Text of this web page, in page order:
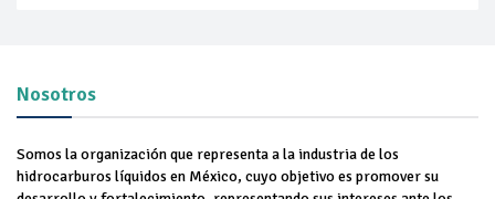
Nosotros
Somos la organización que representa a la industria de los
hidrocarburos líquidos en México, cuyo objetivo es promover su